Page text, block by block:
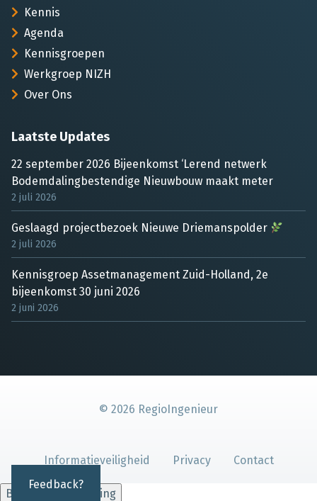
Kennis
Agenda
Kennisgroepen
Werkgroep NIZH
Over Ons
Laatste Updates
22 september 2026 Bijeenkomst ‘Lerend netwerk
Bodemdalingbestendige Nieuwbouw maakt meter
2 juli 2026
Geslaagd projectbezoek Nieuwe Driemanspolder
2 juli 2026
Kennisgroep Assetmanagement Zuid-Holland, 2e
bijeenkomst 30 juni 2026
2 juni 2026
© 2026 RegioIngenieur
Informatieveiligheid Privacy Contact
Beheer toestemming
Feedback?